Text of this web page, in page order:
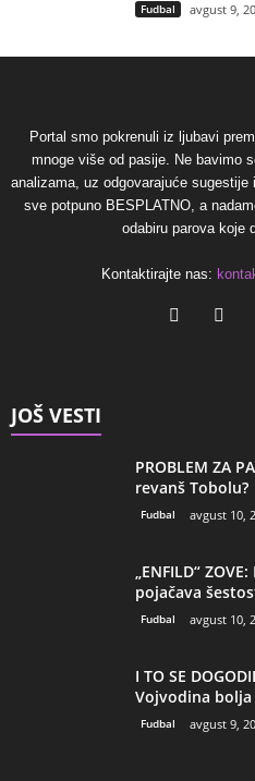
Fudbal avgust 9,
Portal smo pokrenuli iz ljubavi
mnoge više od pasije. Ne bavimo
analizama, uz odgovarajuće
sve potpuno BESPLATNO, a
odabiru parova koje
Kontaktirajte nas:
JOŠ VESTI
PROBLEM ZA
revanš Tobolu?
Fudbal avgust 10,
„ENFILD“
pojačava
Fudbal avgust 10,
I TO SE
Vojvodina bolja
Fudbal avgust 9,